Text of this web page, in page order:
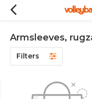
Armsleeves,
Filters